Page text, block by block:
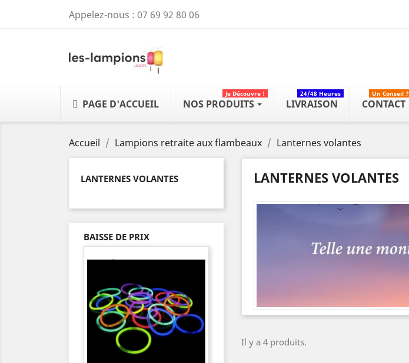
Appelez-nous : 07 69 92 80 06
PAGE D'ACCUEIL NOS PRODUITS
Je Découvre !
LIVRAISON
24/48 Heures
CONTACT
Un Conseil ?
Accueil Lampions retraite aux flambeaux Lanternes volantes
LANTERNES VOLANTES
BAISSE DE PRIX
LANTERNES VOLANTES
Il y a 4 produits.